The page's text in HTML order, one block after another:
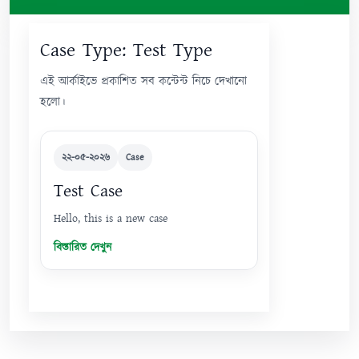
Case Type: Test Type
এই আর্কাইভে প্রকাশিত সব কন্টেন্ট নিচে দেখানো
হলো।
২২-০৫-২০২৬ Case
Test Case
Hello, this is a new case
বিস্তারিত দেখুন